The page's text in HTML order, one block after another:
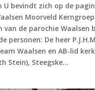
U bevindt zich op de
Moorveld
van de parochie Waalsen
personen: De heer
Waalsen en AB-lid
Stein), Steegske...